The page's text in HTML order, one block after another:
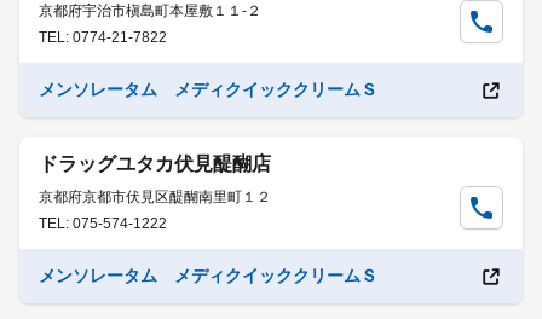
京都府宇治市槇島町本屋敷１１-２
TEL: 0774-21-7822
メンソレータム メディクイッククリームＳ
ドラッグユタカ伏見醍醐店
京都府京都市伏見区醍醐南里町１２
TEL: 075-574-1222
メンソレータム メディクイッククリームＳ